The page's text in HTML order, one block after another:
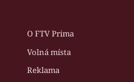
O FTV Prima
Volná místa
Reklama